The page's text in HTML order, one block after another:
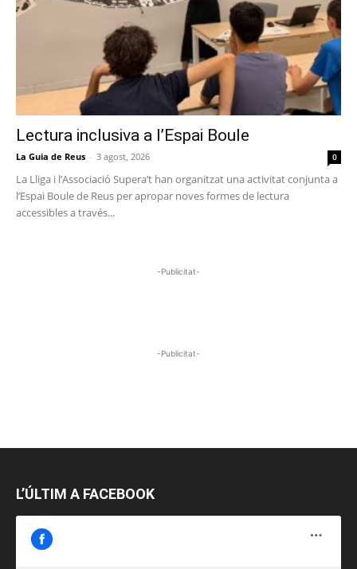
Lectura inclusiva a l’Espai Boule
La Guia de Reus - 3 agost, 2026 0
La Lliga i l’Associació Supera’t han organitzat una activitat conjunta a
l’Espai Boule de Reus per apropar noves formes de lectura
accessibles a través...
-Publicitat-
-Publicitat-
L’ÚLTIM A FACEBOOK